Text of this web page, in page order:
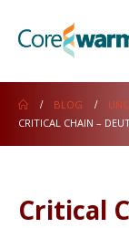
BLOG
CRITICAL CHAIN –
Critical